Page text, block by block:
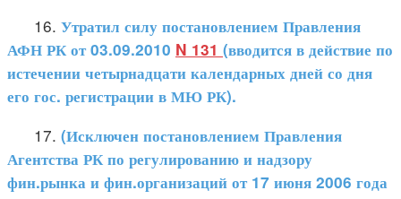
16. Утратил силу постановлением Правления
АФН РК от 03.09.2010 N 131 (вводится в действие по
истечении четырнадцати календарных дней со дня
его гос. регистрации в МЮ РК).
17. (Исключен постановлением Правления
Агентства РК по регулированию и надзору
фин.рынка и фин.организаций от 17 июня 2006 года